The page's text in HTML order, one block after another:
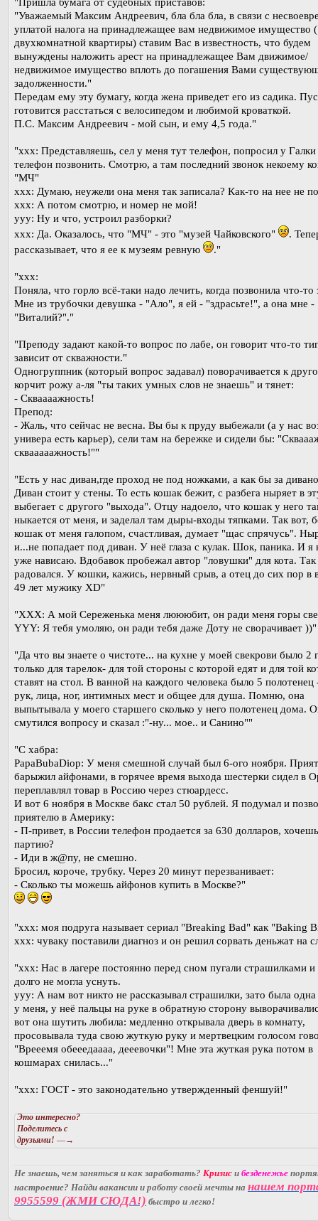
"Уважаемый Максим Андреевич, бла бла бла, в связи с
уплатой налога на принадлежащее вам недвижимое имущество
двухкомнатной квартиры) ставим Вас в известность, что будем
вынуждены наложить арест на принадлежащее Вам движимое/
недвижимое имущество вплоть до погашения Вами
задолженности."
Передам ему эту бумагу, когда жена приведет его из садика.
готовится расстаться с велосипедом и любимой кроваткой.
П.С. Максим Андреевич - мой сын, и ему 4,5 года."
"xxx: Представляешь, сел у меня тут телефон, попросил у Галки
телефон позвонить. Смотрю, а там последний звонок некоему
"МЧ"
xxx: Думаю, неужели она меня так записала? Как-то на нее не
xxx: А потом смотрю, и номер не мой!
ууу: Ну и что, устроил разборки?
xxx: Да. Оказалось, что "МЧ" - это "музей Чайковского"
.
рассказывает, что я ее к музеям ревную
."
"xxx:
Поняла, что горло всё-таки надо лечить, когда позвонила что-то
Мне из трубочки девушка - "Ало", я ей - "здрасьте!", а она мне -
"Виталий?"."
"Преподу задают какой-то вопрос по лабе, он говорит что-то
зависит от скважности."
Одногруппник (который вопрос задавал) поворачивается к
корчит рожу а-ля "ты таких умных слов не знаешь" и тянет:
- Скваааажность!
Препод:
- Жаль, что сейчас не весна. Вы бы к пруду выбежали (а у нас
универа есть карьер), сели там на бережке и сидели бы:
сквааааажность!""
"Есть у нас диван,где проход не под ножками, а как бы за
Диван стоит у стены. То есть кошак бежит, с разбега ныряет в
выбегает с другого "выхода". Отцу надоело, что кошак у него
ныкается от меня, и заделал там дыры-входы тяпками. Так вот,
кошак от меня галопом, счастливая, думает "щас спрячусь".
и...не попадает под диван. У неё глаза с кулак. Шок, паника. И я
уже нависаю. Вдобавок пробежал автор "ловушки" для кота. Так
радовался. У кошки, кажись, нервный срыв, а отец до сих пор в
49 лет мужику XD"
"XXX: А мой Сереженька меня люююбит, он ради меня горы
YYY: Я тебя умоляю, он ради тебя даже Доту не сворачивает ))"
"Да что вы знаете о чистоте... на кухне у моей свекрови было 2
только для тарелок- для той стороны с которой едят и для той
ставят на стол. В ванной на каждого человека было 5 полотенец
рук, лица, ног, интимных мест и общее для душа. Помню, она
выпытывала у моего старшего сколько у него полотенец дома.
смутился вопросу и сказал :"-ну... мое.. и Санино""
"С хабра:
PapaBubaDiop: У меня смешной случай был 6-ого ноября.
барыжил айфонами, в горячее время выхода шестерки сидел в
переплавлял товар в Россию через стюардесс.
И вот 6 ноября в Москве бакс стал 50 рублей. Я подумал и
приятелю в Америку:
- П-привет, в России телефон продается за 630 долларов, хочешь
партию?
- Иди в ж@пу, не смешно.
Бросил, короче, трубку. Через 20 минут перезванивает:
- Сколько ты можешь айфонов купить в Москве?"
"xxx: моя подруга называет сериал "Breaking Bad" как "Baking
xxx: чуваку поставили диагноз и он решил сорвать деньжат на
"xxx: Нас в лагере постоянно перед сном пугали страшилками
долго не могла уснуть.
yyy: А нам вот никто не рассказывал страшилки, зато была одна
у меня, у неё пальцы на руке в обратную сторону
вот она шутить любила: медленно открывала дверь в комнату,
просовывала туда свою жуткую руку и мертвецким голосом
"Врееемя обееедаааа, дееевочки"! Мне эта жуткая рука потом в
кошмарах снилась..."
"ххх: ГОСТ - это законодательно утвержденный феншуй!"
Это интересно?
Поделитесь с
друзьями! —→
Не знаешь, чем заняться и как заработать? Кризис и безденежье
настроение? Найди вакансии и работу своей мечты на нашем
9955599 (ЖМИ СЮДА!) быстро и легко!